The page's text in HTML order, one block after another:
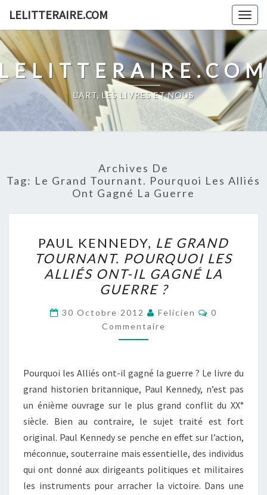
content
LELITTERAIRE.COM
L'ART, LES LIVRES ET NOUS
Archives De
Tag: Le Grand Tournant. Pourquoi Les Alliés
Ont Gagné La Guerre
KENNEDY,
LE
GRAND
TOURNANT.
POURQUOI
LES
ALLIÉS
IL
GAGNÉ
LA
GUERRE
?
PAUL KENNEDY, LE GRAND
TOURNANT. POURQUOI LES
ALLIÉS ONT-IL GAGNÉ LA
GUERRE ?
30 Octobre 2012 Felicien
0
Commentaire
Pourquoi les Alliés ont-il gagné la guerre ? Le livre du
grand historien britannique, Paul Kennedy, n’est pas
un énième ouvrage sur le plus grand conflit du XX°
siècle. Bien au contraire, le sujet traité est fort
original. Paul Kennedy se penche en effet sur l’action,
méconnue, souterraine mais essentielle, des individus
qui ont donné aux dirigeants politiques et militaires
les instruments pour arracher la victoire. Dans une